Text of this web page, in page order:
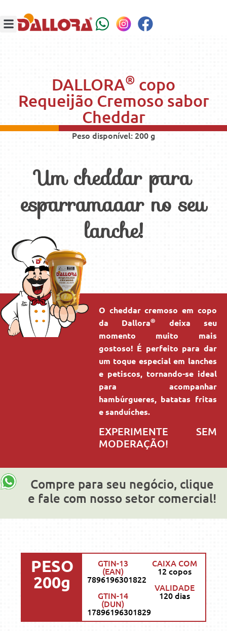
DALLORA® copo
Requeijão Cremoso sabor
Cheddar
Peso disponível: 200 g
Um cheddar para
esparramaaar no seu
lanche!
O cheddar cremoso em copo
da Dallora®
deixa seu
momento muito mais
gostoso! É perfeito para dar
um toque especial em lanches
e petiscos, tornando-se ideal
para acompanhar
hambúrgueres, batatas fritas
e sanduíches.
EXPERIMENTE SEM
MODERAÇÃO!
Compre para seu negócio, clique
e fale com nosso setor comercial!
PESO
200g
GTIN-13
(EAN)
7896196301822
GTIN-14
(DUN)
17896196301829
CAIXA COM
12 copos
VALIDADE
120 dias